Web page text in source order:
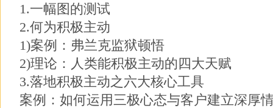
1.一幅图的测试
2.何为积极主动
1)案例：弗兰克监狱顿悟
2)理论：人类能积极主动的四大天赋
3.落地积极主动之六大核心工具
案例：如何运用三极心态与客户建立深厚